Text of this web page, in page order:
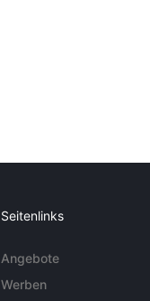
Seitenlinks
Angebote
Werben